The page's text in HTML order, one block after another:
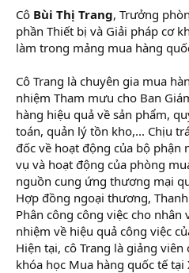
Cô Bùi Thị Trang, Trưởng
phần Thiết bị và Giải pháp cơ
làm trong mảng mua hàng
Cô Trang là chuyên gia mua
nhiệm Tham mưu cho Ban
hàng hiệu quả về sản phẩm,
toán, quản lý tồn kho,... Chịu
đốc về hoạt động của bộ phận
vụ và hoạt động của phòng
nguồn cung ứng thương mại
Hợp đồng ngoại thương,
Phân công công việc cho nhân
nhiệm về hiệu quả công việc
Hiện tại, cô Trang là giảng
khóa học Mua hàng quốc tế tại